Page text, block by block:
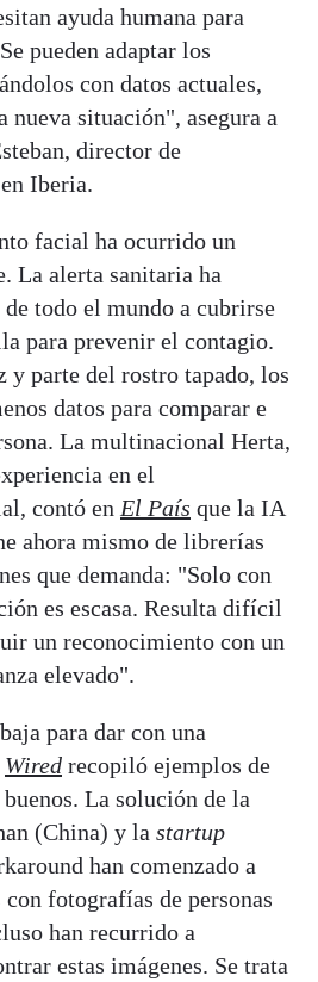
ayuda humana para
pueden adaptar los
con datos actuales,
nueva situación", asegura a
director de
Iberia.
facial ha ocurrido un
La alerta sanitaria ha
todo el mundo a cubrirse
para prevenir el contagio.
y parte del rostro tapado, los
datos para comparar e
La multinacional Herta,
en el
contó en El País que la IA
ahora mismo de librerías
que demanda: "Solo con
es escasa. Resulta difícil
un reconocimiento con un
elevado".
para dar con una
Wired recopiló ejemplos de
La solución de la
(China) y la startup
han comenzado a
con fotografías de personas
han recurrido a
estas imágenes. Se trata